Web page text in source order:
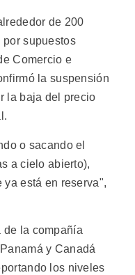
de 200
supuestos
Comercio e
la suspensión
la baja del precio
o sacando el
a cielo abierto),
está en reserva",
de la compañía
y Canadá
los niveles